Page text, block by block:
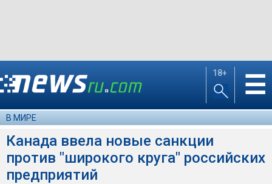
18+ ☰
В МИРЕ
Канада ввела новые санкции
против "широкого круга" российских
предприятий